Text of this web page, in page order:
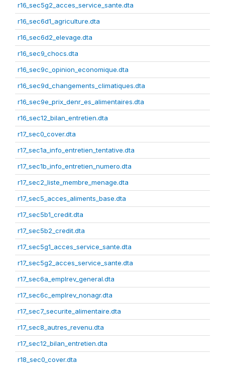
r16_sec5g2_acces_service_sante.dta
r16_sec6d1_agriculture.dta
r16_sec6d2_elevage.dta
r16_sec9_chocs.dta
r16_sec9c_opinion_economique.dta
r16_sec9d_changements_climatiques.dta
r16_sec9e_prix_denr_es_alimentaires.dta
r16_sec12_bilan_entretien.dta
r17_sec0_cover.dta
r17_sec1a_info_entretien_tentative.dta
r17_sec1b_info_entretien_numero.dta
r17_sec2_liste_membre_menage.dta
r17_sec5_acces_aliments_base.dta
r17_sec5b1_credit.dta
r17_sec5b2_credit.dta
r17_sec5g1_acces_service_sante.dta
r17_sec5g2_acces_service_sante.dta
r17_sec6a_emplrev_general.dta
r17_sec6c_emplrev_nonagr.dta
r17_sec7_securite_alimentaire.dta
r17_sec8_autres_revenu.dta
r17_sec12_bilan_entretien.dta
r18_sec0_cover.dta